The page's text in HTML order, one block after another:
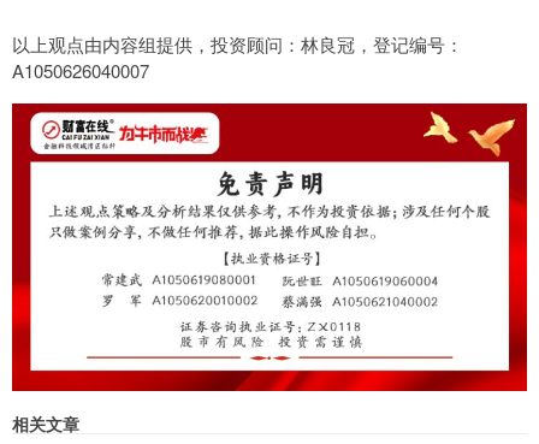
以上观点由内容组提供，投资顾问：林良冠，登记编号：
A1050626040007
相关文章